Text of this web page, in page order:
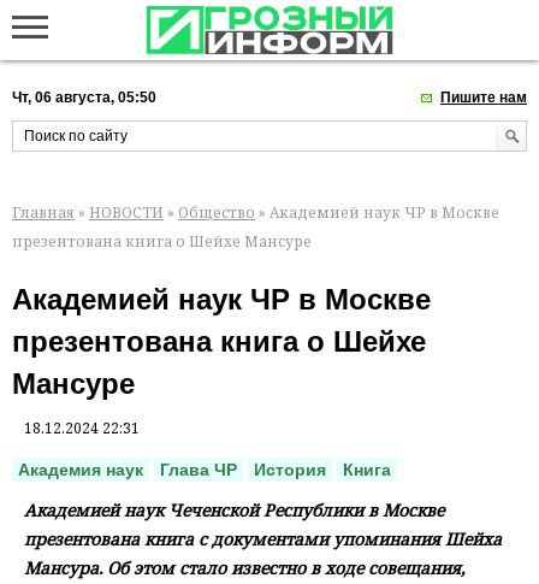
Чт, 06 августа, 05:50 Пишите нам
Главная » НОВОСТИ » Общество » Академией наук ЧР в Москве
презентована книга о Шейхе Мансуре
Академией наук ЧР в Москве
презентована книга о Шейхе
Мансуре
18.12.2024 22:31
Академия наук Глава ЧР История Книга
Академией наук Чеченской Республики в Москве
презентована книга с документами упоминания Шейха
Мансура. Об этом стало известно в ходе совещания,